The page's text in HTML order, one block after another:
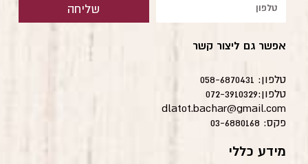
שליחה
אפשר גם ליצור קשר
טלפון: 058-6870431
טלפון:072-3910329
dlatot.bachar@gmail.com
פקס: 03-6880168
מידע כללי